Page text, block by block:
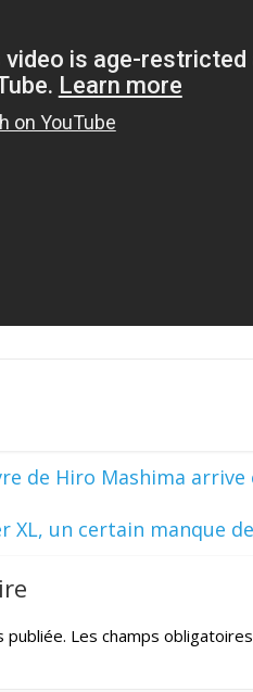
de Hiro Mashima
XL, un certain manque
publiée. Les champs